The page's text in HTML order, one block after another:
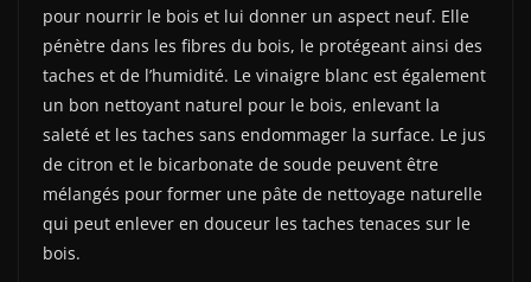
pour nourrir le bois et lui donner un aspect neuf. Elle
pénètre dans les fibres du bois, le protégeant ainsi des
taches et de l’humidité. Le vinaigre blanc est également
un bon nettoyant naturel pour le bois, enlevant la
saleté et les taches sans endommager la surface. Le jus
de citron et le bicarbonate de soude peuvent être
mélangés pour former une pâte de nettoyage naturelle
qui peut enlever en douceur les taches tenaces sur le
bois.